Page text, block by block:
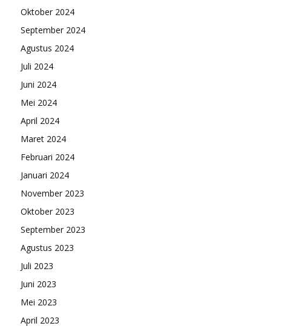
Oktober 2024
September 2024
Agustus 2024
Juli 2024
Juni 2024
Mei 2024
April 2024
Maret 2024
Februari 2024
Januari 2024
November 2023
Oktober 2023
September 2023
Agustus 2023
Juli 2023
Juni 2023
Mei 2023
April 2023